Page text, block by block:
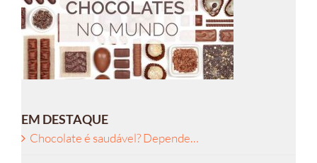
EM DESTAQUE
Chocolate é saudável? Depende…